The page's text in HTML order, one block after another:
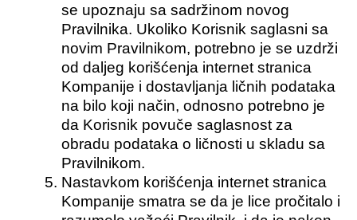
se upoznaju sa sadržinom novog
Pravilnika. Ukoliko Korisnik saglasni sa
novim Pravilnikom, potrebno je se uzdrži
od daljeg korišćenja internet stranica
Kompanije i dostavljanja ličnih podataka
na bilo koji način, odnosno potrebno je
da Korisnik povuče saglasnost za
obradu podataka o ličnosti u skladu sa
Pravilnikom.
Nastavkom korišćenja internet stranica
Kompanije smatra se da je lice pročitalo i